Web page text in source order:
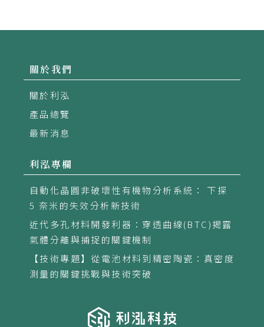
關於我們
關於利泓
產品總覽
最新消息
利泓專欄
自動化晶圓非破壞性有機物分析系統： 下探
5 奈米的失效分析新技術
近代多孔材料開發利器：穿透曲線(BTC)揭露
氣體分離與捕捉的關鍵機制
【技術專題】從電池材料到精密陶瓷：真密度
測量的關鍵挑戰與技術突破